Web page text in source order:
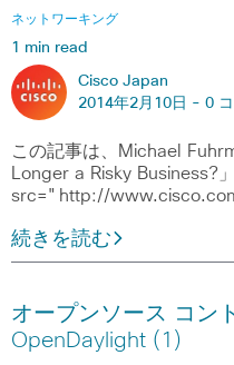
ネットワーキング
1 min read
Cisco Japan
2014年2月10日 - 0
この記事は、Michael
Longer a Risky
src="http://
続きを読む
オープンソース コン
OpenDaylight (1)